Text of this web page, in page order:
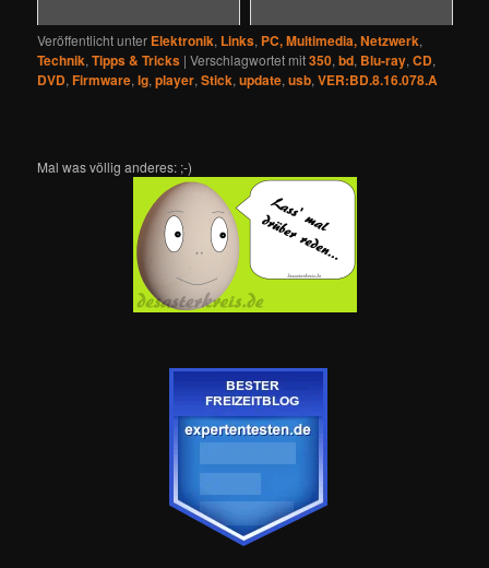
Veröffentlicht unter Elektronik, Links, PC, Multimedia, Netzwerk,
Technik,Tipps & Tricks |Verschlagwortet mit350,bd, Blu-ray,CD,
DVD,Firmware,lg,player,Stick,update,usb,VER:BD.8.16.078.A
Mal was völlig anderes: ;-)